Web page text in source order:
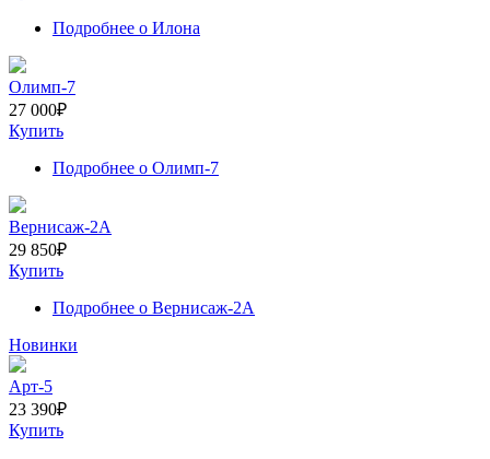
Подробнее о Илона
Олимп-7
27 000₽
Купить
Подробнее о Олимп-7
Вернисаж-2А
29 850₽
Купить
Подробнее о Вернисаж-2А
Новинки
Арт-5
23 390₽
Купить